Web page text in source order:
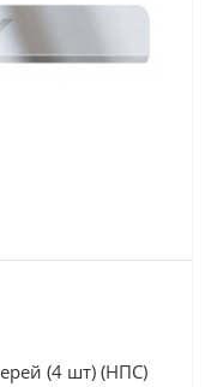
(4 шт) (НПС)